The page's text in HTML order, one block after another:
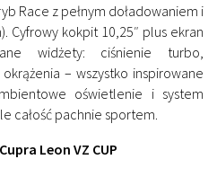
Race z pełnym doładowaniem i
Cyfrowy kokpit 10,25″ plus ekran
widżety: ciśnienie turbo,
– wszystko inspirowane
oświetlenie i system
całość pachnie sportem.
Leon VZ CUP